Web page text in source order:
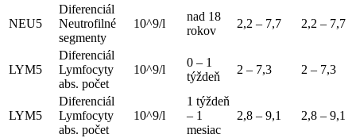
NEU5
Diferenciál
Neutrofilné
segmenty
10^9/l
nad 18
rokov
2,2 – 7,7 2,2 – 7,7
LYM5
Diferenciál
Lymfocyty
abs. počet
10^9/l
0 – 1
týždeň
2 – 7,3 2 – 7,3
LYM5
Diferenciál
Lymfocyty
abs. počet
10^9/l
1 týždeň
– 1
mesiac
2,8 – 9,1 2,8 – 9,1